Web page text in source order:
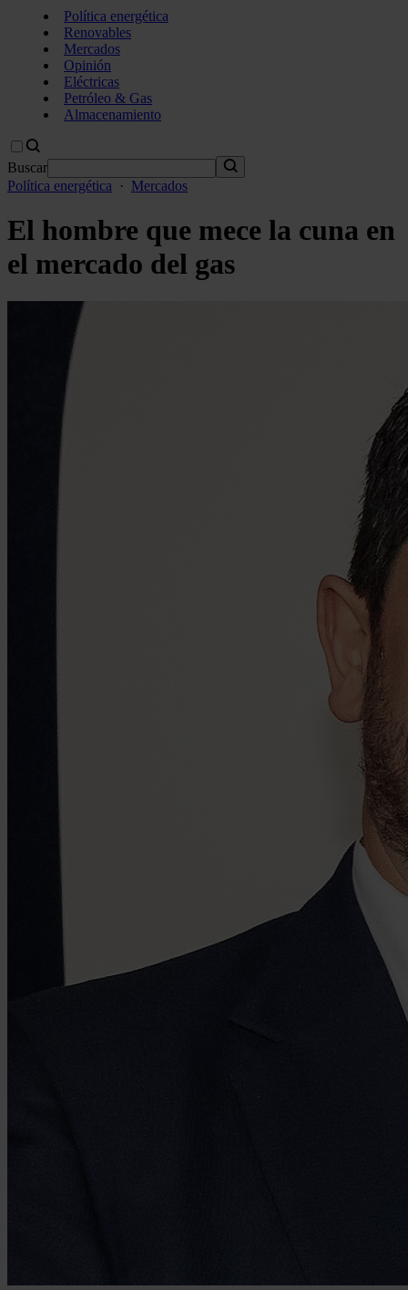
Política energética
Renovables
Mercados
Opinión
Eléctricas
Petróleo & Gas
Almacenamiento
Buscar
Política energética
· Mercados
El hombre que mece la cuna en
el mercado del gas